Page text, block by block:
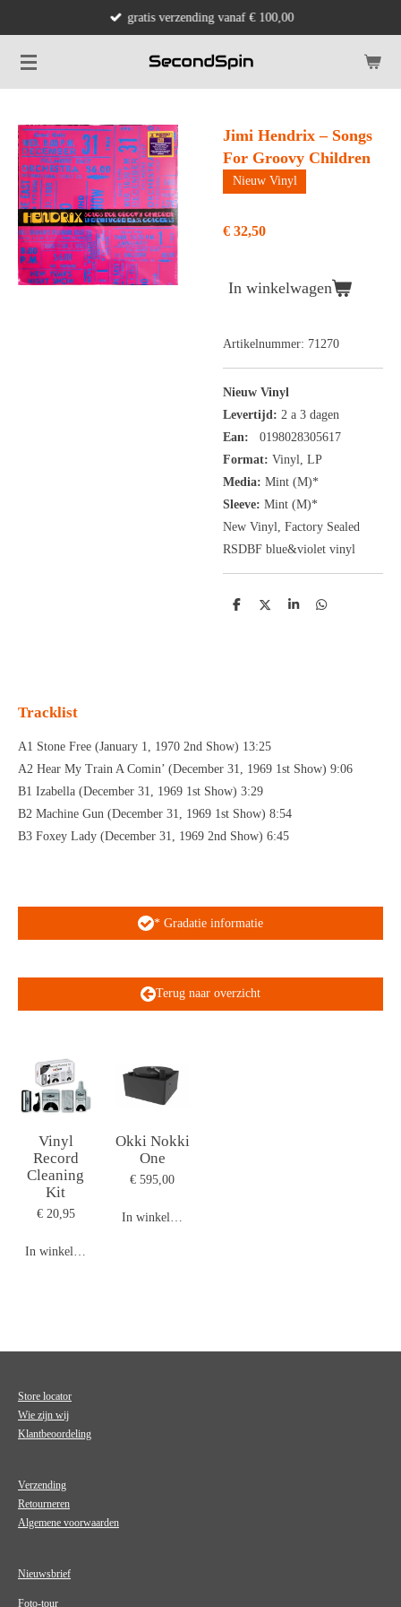
naar
de
gratis verzending vanaf € 100,00
Jimi Hendrix – Songs
For Groovy Children
Nieuw Vinyl
€ 32,50
In winkelwagen
Artikelnummer: 71270
Nieuw Vinyl
Levertijd: 2 a 3 dagen
Ean:
0198028305617
Format: Vinyl, LP
Media: Mint (M)*
Sleeve: Mint (M)*
New Vinyl, Factory Sealed
RSDBF blue&violet vinyl
D
D
S
D
Tracklist
A1 Stone Free (January 1, 1970 2nd Show) 13:25
A2 Hear My Train A Comin’ (December 31, 1969 1st Show) 9:06
B1 Izabella (December 31, 1969 1st Show) 3:29
B2 Machine Gun (December 31, 1969 1st Show) 8:54
B3 Foxey Lady (December 31, 1969 2nd Show) 6:45
* Gradatie informatie
Terug naar overzicht
Vinyl
Record
Cleaning
Kit
€ 20,95
In winkelwagen
Okki Nokki
One
€ 595,00
In winkelwagen
Store locator
Wie zijn wij
Klantbeoordeling
Verzending
Retourneren
Algemene voorwaarden
Nieuwsbrief
Foto-tour